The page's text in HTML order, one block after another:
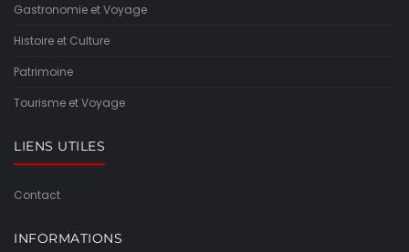
Gastronomie et Voyage
Histoire et Culture
Patrimoine
Tourisme et Voyage
LIENS UTILES
Contact
INFORMATIONS